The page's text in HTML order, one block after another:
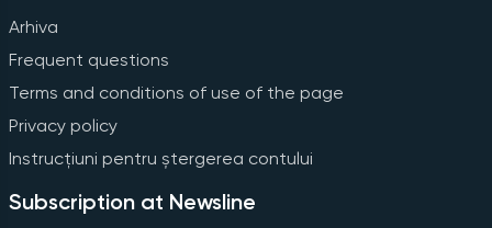
Arhiva
Frequent questions
Terms and conditions of use of the page
Privacy policy
Instrucțiuni pentru ștergerea contului
Subscription at Newsline